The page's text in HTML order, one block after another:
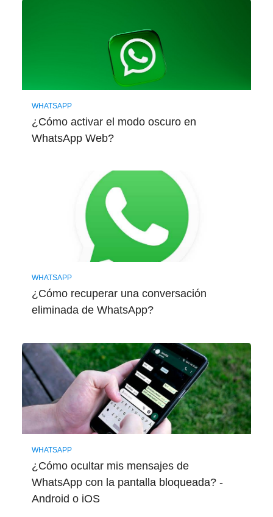
WHATSAPP
¿Cómo activar el modo oscuro en
WhatsApp Web?
WHATSAPP
¿Cómo recuperar una conversación
eliminada de WhatsApp?
WHATSAPP
¿Cómo ocultar mis mensajes de
WhatsApp con la pantalla bloqueada? -
Android o iOS